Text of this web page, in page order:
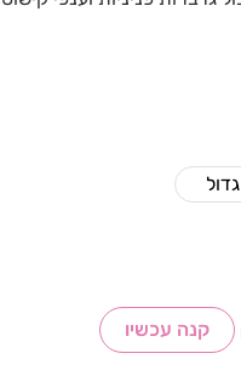
גדול
קנה עכשיו